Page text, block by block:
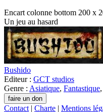
Encart colonne bottom 200 x
Un jeu au hasard
Bushido
Editeur : GCT studios
Genre : Asiatique, Fantastique,
Contact | Charte | Mentions